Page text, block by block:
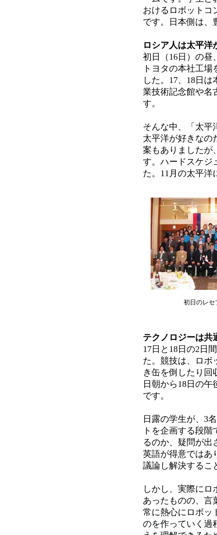
おけるロボットコ
です。日本側は、
ロシア人は太平洋
初日（16日）の昼
トヨタの本社工
した。17、18日
業技術記念館や名
す。
そんな中、「太平
太平洋が好きなの
案もありましたが
す。ハードスケジ
た。11月の太平洋
初日のレセ
テクノロジーは共
17日と18日の2日
た。競技は、ロボ
き缶を倒したり回
日朝から18日の
です。
日露の学生が、3
トを企画する段
るのか、疑問が出
英語が得意ではあ
議論し解決するこ
しかし、実際に
あったものの、言
常に熱心にロボッ
のを作っていく過